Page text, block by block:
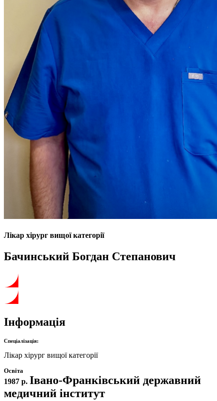
Лікар хірург вищої категорії
Бачинський Богдан Степанович
Інформація
Спеціалізація:
Лікар хірург вищої категорії
Освіта
1987 р. Івано-Франківський державний
медичний інститут